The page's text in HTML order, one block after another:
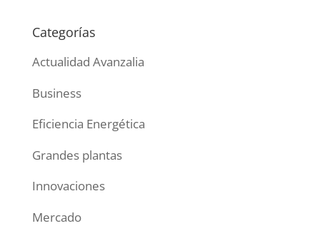
Categorías
Actualidad Avanzalia
Business
Eficiencia Energética
Grandes plantas
Innovaciones
Mercado